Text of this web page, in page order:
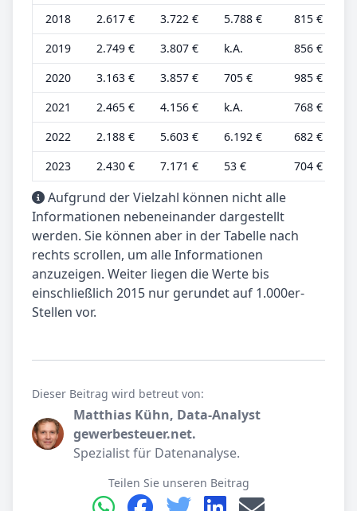
2018
2.617 € 3.722 € 5.788 €
815 €
2019
2.749 € 3.807 € k.A.
856 €
2020
3.163 € 3.857 € 705 €
985 €
2021
2.465 € 4.156 € k.A.
768 €
2022
2.188 € 5.603 € 6.192 €
682 €
2023
2.430 € 7.171 € 53 € 704 €
Aufgrund der Vielzahl können nicht alle
Informationen nebeneinander dargestellt
werden. Sie können aber in der Tabelle nach
rechts scrollen, um alle Informationen
anzuzeigen. Weiter liegen die Werte bis
einschließlich 2015 nur gerundet auf 1.000er-
Stellen vor.
Dieser Beitrag wird betreut von:
Matthias Kühn, Data-Analyst
gewerbesteuer.net.
Spezialist für Datenanalyse.
Teilen Sie unseren Beitrag